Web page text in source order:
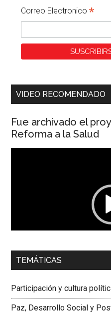
Correo Electronico*
VIDEO RECOMENDADO
Fue archivado el
Reforma a la Salud
00:00
Dra. Carolina Corcho Mejía,
Colombiana
TEMÁTICAS
Participación y cultura
Paz, Desarrollo Social y